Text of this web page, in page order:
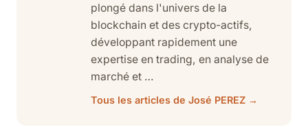
plongé dans l'univers de la
blockchain et des crypto-actifs,
développant rapidement une
expertise en trading, en analyse de
marché et …
Tous les articles de José PEREZ →